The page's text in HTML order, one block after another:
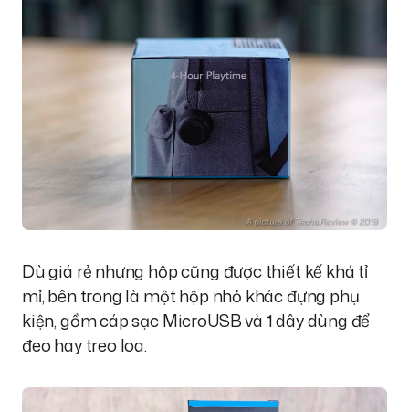
Dù giá rẻ nhưng hộp cũng được thiết kế khá tỉ
mỉ, bên trong là một hộp nhỏ khác đựng phụ
kiện, gồm cáp sạc MicroUSB và 1 dây dùng để
đeo hay treo loa.